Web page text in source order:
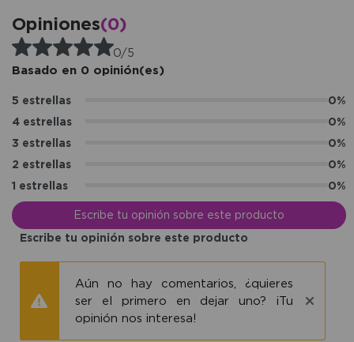
Opiniones(0)
0/5
Basado en 0 opinión(es)
5 estrellas
0%
4 estrellas
0%
3 estrellas
0%
2 estrellas
0%
1 estrellas
0%
Escribe tu opinión sobre este producto
Escribe tu opinión sobre este producto
Aún no hay comentarios, ¿quieres
ser el primero en dejar uno? ¡Tu
opinión nos interesa!